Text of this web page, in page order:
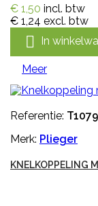
€ 1,50 incl. btw
€ 1,24 excl. btw
 In
Meer
Referentie:
Merk: Plieger
KNELKOPPELING